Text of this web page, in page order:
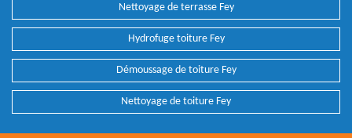
Nettoyage de terrasse Fey
Hydrofuge toiture Fey
Démoussage de toiture Fey
Nettoyage de toiture Fey